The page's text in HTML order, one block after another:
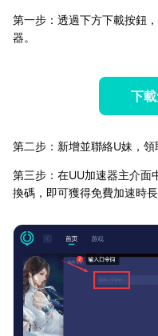
第一步：透過下方下載按鈕
器。
下
第二步：新增並聯絡U妹，領
第三步：在UU加速器主介面
換碼，即可獲得免費加速時長